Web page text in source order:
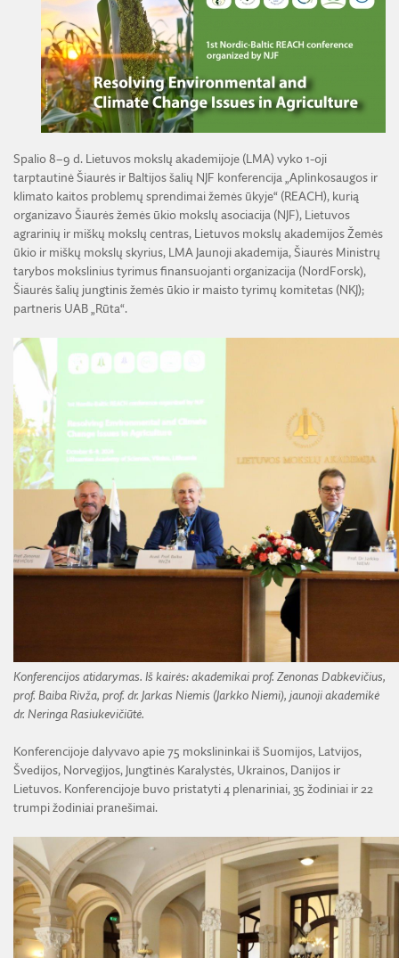
VIRTUALI LMA
TECHNIKOS MOKSLŲ SKYRIUS
JAUNOJI AKADEMIJA
SKYRIAI IR PADALINIAI
PAREIGYBIŲ APRAŠYMAS IR ATLIEKAMOS FUNKCIJOS
ŠVIESAUS ATMINIMO LMA NARIAI
BENDRADARBIAVIMO SUTARTYS
MOKSLININKO ETIKOS KODEKSAS
KORUPCIJOS PREVENCIJA
PRANEŠĖJŲ APSAUGA
BENDRADARBIAVIMAS SU REGIONAIS
LMA IR AKADEMIKAI ŽINIASKLAIDOJE
PASLAUGOS
ES SF PARAMA LMA
FINANSŲ KONTROLĖS TAISYKLĖS
ŪKIO SUBJEKTŲ PRIEŽIŪRA
TARNYBINIAI LENGVIEJI AUTOMOBILIAI
LĖŠOS VEIKLAI VIEŠINTI
Spalio 8–9 d. Lietuvos mokslų akademijoje (LMA) vyko 1-oji
tarptautinė Šiaurės ir Baltijos šalių NJF konferencija „Aplinkosaugos ir
klimato kaitos problemų sprendimai žemės ūkyje“ (REACH), kurią
organizavo Šiaurės žemės ūkio mokslų asociacija (NJF), Lietuvos
agrarinių ir miškų mokslų centras, Lietuvos mokslų akademijos Žemės
ūkio ir miškų mokslų skyrius, LMA Jaunoji akademija, Šiaurės Ministrų
tarybos mokslinius tyrimus finansuojanti organizacija (NordForsk),
Šiaurės šalių jungtinis žemės ūkio ir maisto tyrimų komitetas (NKJ);
partneris UAB „Rūta“.
Konferencijos atidarymas. Iš kairės: akademikai prof. Zenonas Dabkevičius,
prof. Baiba Rivža, prof. dr. Jarkas Niemis (Jarkko Niemi), jaunoji akademikė
dr. Neringa Rasiukevičiūtė.
Konferencijoje dalyvavo apie 75 mokslininkai iš Suomijos, Latvijos,
Švedijos, Norvegijos, Jungtinės Karalystės, Ukrainos, Danijos ir
Lietuvos. Konferencijoje buvo pristatyti 4 plenariniai, 35 žodiniai ir 22
trumpi žodiniai pranešimai.